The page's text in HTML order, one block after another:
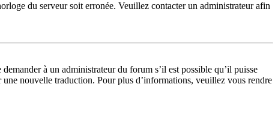
du serveur soit erronée. Veuillez contacter un administrateur afin
à un administrateur du forum s’il est possible qu’il puisse
nouvelle traduction. Pour plus d’informations, veuillez vous rendre